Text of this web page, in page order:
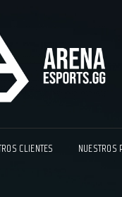
CLIENTES NUESTROS